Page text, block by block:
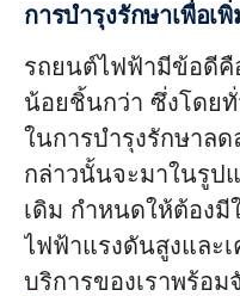
การบำรุงรักษาเพื่อเ
รถยนต์ไฟฟ้ามีข้อดี
น้อยชิ้นกว่า ซึ่งโดยทั่
ในการบำรุงรักษาล
กล่าวนั้นจะมาในรูป
เดิม กำหนดให้ต้องมี
ไฟฟ้าแรงดันสูงและ
บริการของเราพร้อม